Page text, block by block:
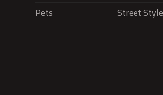
Pets
Street Style